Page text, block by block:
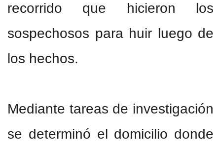
recorrido que hicieron los
sospechosos para huir luego de
los hechos.
Mediante tareas de investigación
se determinó el domicilio donde